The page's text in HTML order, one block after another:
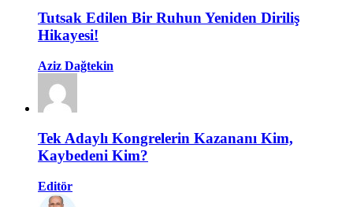
Tutsak Edilen Bir Ruhun Yeniden Diriliş
Hikayesi!
Aziz Dağtekin
Tek Adaylı Kongrelerin Kazananı Kim,
Kaybedeni Kim?
Editör